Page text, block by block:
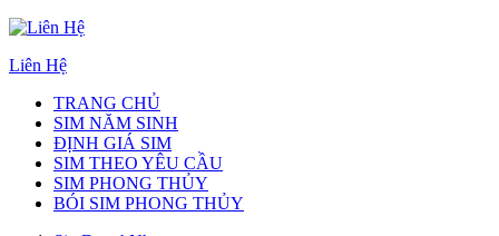
Liên Hệ
TRANG CHỦ
SIM NĂM SINH
ĐỊNH GIÁ SIM
SIM THEO YÊU CẦU
SIM PHONG THỦY
BÓI SIM PHONG THỦY